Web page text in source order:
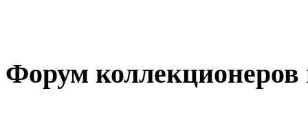
Форум коллекционеров